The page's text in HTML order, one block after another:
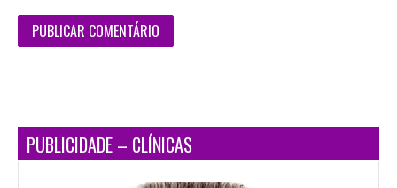
PUBLICIDADE – CLÍNICAS